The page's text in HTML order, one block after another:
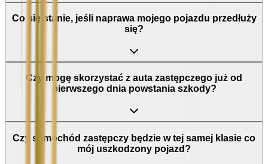
Co się stanie, jeśli naprawa mojego pojazdu przedłuży
się?
Czy mogę skorzystać z auta zastępczego już od
pierwszego dnia powstania szkody?
Czy samochód zastępczy będzie w tej samej klasie co
mój uszkodzony pojazd?